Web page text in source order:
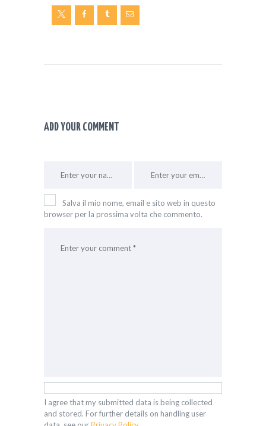
ADD YOUR COMMENT
Salva il mio nome, email e sito web in questo
browser per la prossima volta che commento.
I agree that my submitted data is being collected
and stored. For further details on handling user